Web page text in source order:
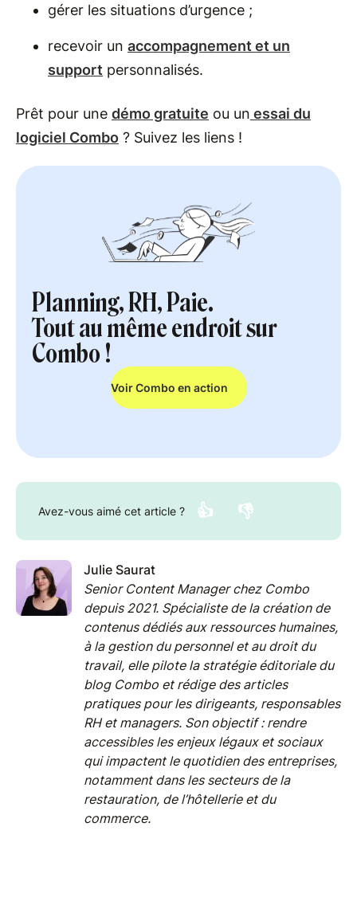
gérer les situations d’urgence ;
recevoir un accompagnement et un
support personnalisés.
Prêt pour une démo gratuite ou un essai du
logiciel Combo ? Suivez les liens !
Planning, RH, Paie.
Tout au même endroit sur
Combo !
Voir Combo en action
Avez-vous aimé cet article ? 👍 👎
Julie Saurat
Senior Content Manager chez Combo
depuis 2021. Spécialiste de la création de
contenus dédiés aux ressources humaines,
à la gestion du personnel et au droit du
travail, elle pilote la stratégie éditoriale du
blog Combo et rédige des articles
pratiques pour les dirigeants, responsables
RH et managers. Son objectif : rendre
accessibles les enjeux légaux et sociaux
qui impactent le quotidien des entreprises,
notamment dans les secteurs de la
restauration, de l’hôtellerie et du
commerce.